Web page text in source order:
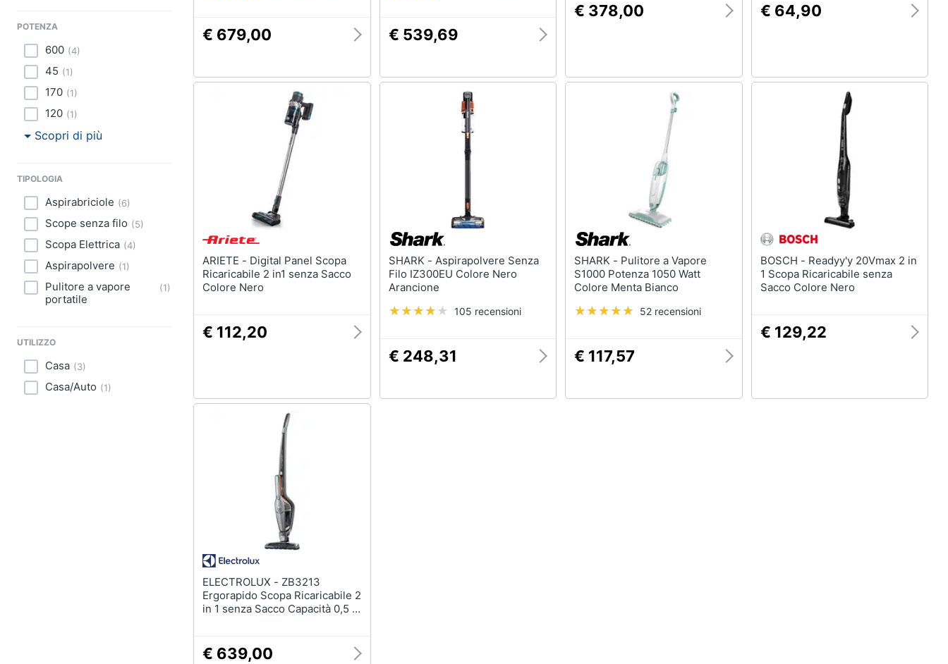
POTENZA
600 (4)
45 (1)
170 (1)
120 (1)
Scopri di più
TIPOLOGIA
Aspirabriciole (6)
Scope senza filo (5)
Scopa Elettrica (4)
Aspirapolvere (1)
Pulitore a vapore
portatile
(1)
UTILIZZO
Casa (3)
Casa/Auto (1)
€ 679,00 € 539,69
€ 378,00 € 64,90
ARIETE - Digital Panel Scopa
Ricaricabile 2 in1 senza Sacco
Colore Nero
€ 112,20
SHARK - Aspirapolvere Senza
Filo IZ300EU Colore Nero
Arancione
105 recensioni
€ 248,31
SHARK - Pulitore a Vapore
S1000 Potenza 1050 Watt
Colore Menta Bianco
52 recensioni
€ 117,57
BOSCH - Readyy'y 20Vmax 2 in
1 Scopa Ricaricabile senza
Sacco Colore Nero
€ 129,22
ELECTROLUX - ZB3213
Ergorapido Scopa Ricaricabile 2
in 1 senza Sacco Capacità 0,5 L
€ 639,00